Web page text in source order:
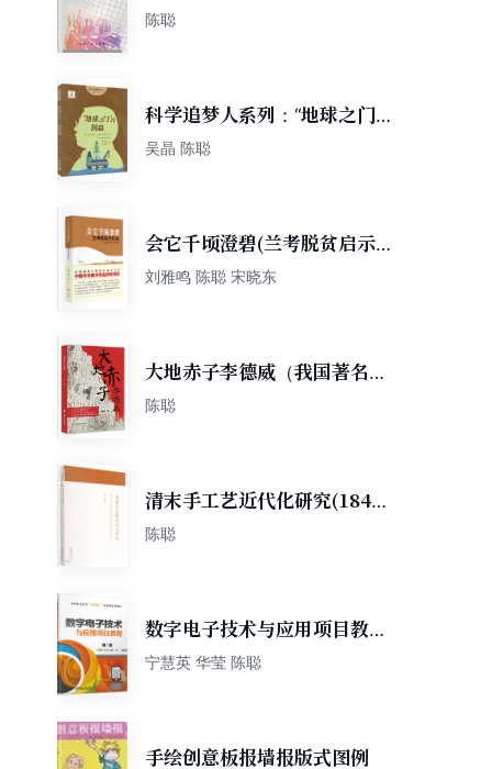
材：氧化铝生产设备
陈聪
科学追梦人系列：“地球之门”
的钥匙
吴晶 陈聪
会它千顷澄碧(兰考脱贫启示
录)
刘雅鸣 陈聪 宋晓东
大地赤子李德威（我国著名地
质学家、全国优秀教师李德威
陈聪
清末手工艺近代化研究(1840-
1911)
陈聪
数字电子技术与应用项目教程
第2版
宁慧英 华莹 陈聪
手绘创意板报墙报版式图例